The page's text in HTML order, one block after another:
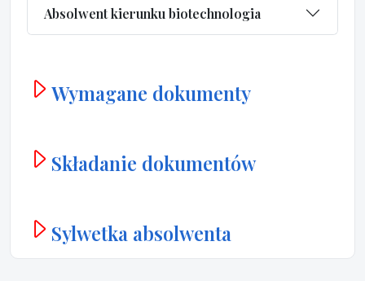
Absolwent kierunku biotechnologia
Wymagane dokumenty
Składanie dokumentów
Sylwetka absolwenta